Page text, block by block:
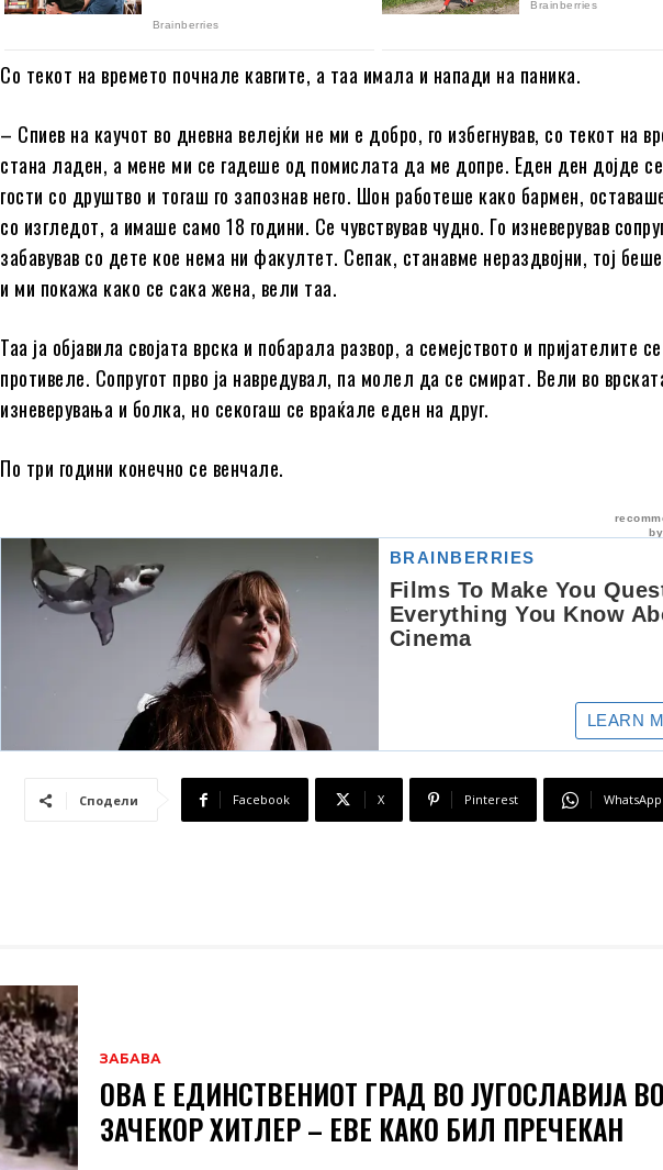
Со текот на времето почнале кавгите, а таа имала и напади на паника.
– Спиев на каучот во дневна велејќи не ми е добро, го избегнував, со текот на
стана ладен, а мене ми се гадеше од помислата да ме допре. Еден ден дојде
гости со друштво и тогаш го запознав него. Шон работеше како бармен,
со изгледот, а имаше само 18 години. Се чувствував чудно. Го изневерував
забавував со дете кое нема ни факултет. Сепак, станавме нераздвојни, тој
и ми покажа како се сака жена, вели таа.
Таа ја објавила својата врска и побарала развор, а семејството и пријателите се
противеле. Сопругот прво ја навредувал, па молел да се смират. Вели во
изневерувања и болка, но секогаш се враќале еден на друг.
По три години конечно се венчале.
Сподели Facebook X Pinterest WhatsApp
ЗАБАВА
ОВА Е ЕДИНСТВЕНИОТ ГРАД ВО ЈУГОСЛАВИЈА
ЗАЧЕКОР ХИТЛЕР – ЕВЕ КАКО БИЛ ПРЕЧЕКАН